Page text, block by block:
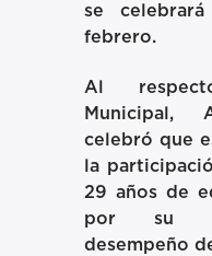
se
febrero.
Al
Municipal,
celebró que
la
29 años de
por su
desempeño